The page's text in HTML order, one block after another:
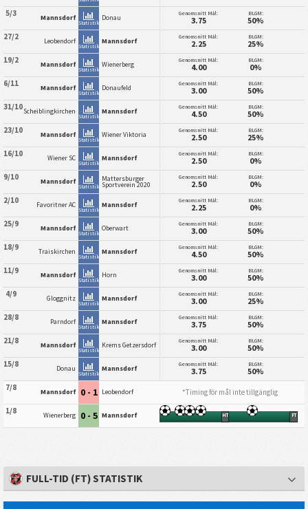
5/3 Mannsdorf
Statistik
Donau Genomsnitt Mål:
3.75
BLGM:
50%
27/2 Leobendorf
Statistik
Mannsdorf Genomsnitt Mål:
2.25
BLGM:
25%
19/2 Mannsdorf
Statistik
Wienerberg Genomsnitt Mål:
4.00
BLGM:
0%
6/11 Mannsdorf
Statistik
Donaufeld Genomsnitt Mål:
3.00
BLGM:
50%
31/10Scheiblingkirchen
Statistik
Mannsdorf Genomsnitt Mål:
4.50
BLGM:
50%
23/10 Mannsdorf
Statistik
Wiener Viktoria Genomsnitt Mål:
2.50
BLGM:
25%
16/10 Wiener SC
Statistik
Mannsdorf Genomsnitt Mål:
2.50
BLGM:
0%
9/10 Mannsdorf
Statistik
Mattersburger
Sportverein 2020
Genomsnitt Mål:
2.50
BLGM:
0%
2/10 Favoritner AC
Statistik
Mannsdorf Genomsnitt Mål:
2.25
BLGM:
0%
25/9 Mannsdorf
Statistik
Oberwart Genomsnitt Mål:
3.00
BLGM:
50%
18/9 Traiskirchen
Statistik
Mannsdorf Genomsnitt Mål:
4.50
BLGM:
50%
11/9 Mannsdorf
Statistik
Horn Genomsnitt Mål:
3.00
BLGM:
50%
4/9 Gloggnitz
Statistik
Mannsdorf Genomsnitt Mål:
3.00
BLGM:
25%
28/8 Parndorf
Statistik
Mannsdorf Genomsnitt Mål:
3.75
BLGM:
50%
21/8 Mannsdorf
Statistik
Krems Getzersdorf Genomsnitt Mål:
3.00
BLGM:
50%
15/8 Donau
Statistik
Mannsdorf Genomsnitt Mål:
3.75
BLGM:
50%
7/8 Mannsdorf 0 - 1 Leobendorf
*Timing för mål inte tillgänglig
1/8
Wienerberg 0 - 5 Mannsdorf HT FT
FULL-TID (FT) STATISTIK